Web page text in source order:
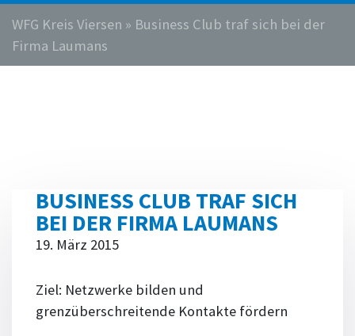
WFG Kreis Viersen » Business Club traf sich bei der
Firma Laumans
BUSINESS CLUB TRAF SICH
BEI DER FIRMA LAUMANS
19. März 2015
Ziel: Netzwerke bilden und
grenzüberschreitende Kontakte fördern